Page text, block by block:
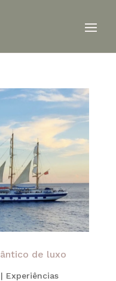
de luxo
| Experiências